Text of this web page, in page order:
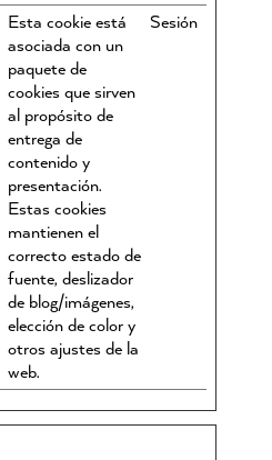
Esta cookie está
asociada con un
paquete de
cookies que sirven
al propósito de
entrega de
contenido y
presentación.
Estas cookies
mantienen el
correcto estado de
fuente, deslizador
de blog/imágenes,
elección de color y
otros ajustes de la
web.
Sesión